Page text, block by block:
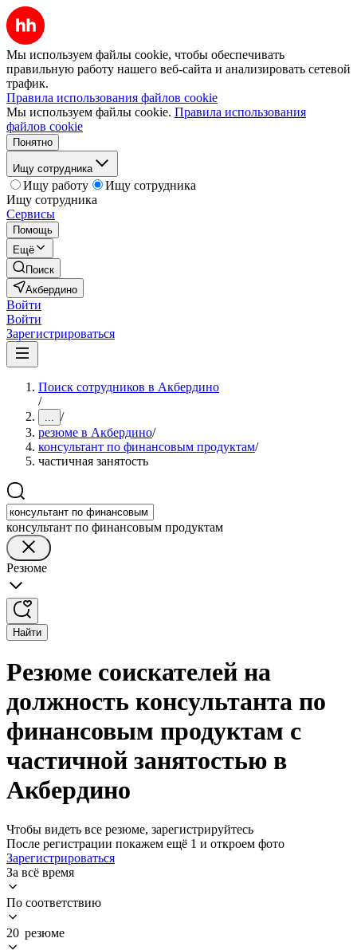
Мы используем файлы cookie, чтобы обеспечивать
правильную работу нашего веб-сайта и анализировать сетевой
трафик.
Правила использования файлов cookie
Мы используем файлы cookie. Правила использования
файлов cookie
Понятно
Ищу сотрудника
Ищу работу
Ищу сотрудника
Ищу сотрудника
Сервисы
Помощь
Ещё
Поиск
Акбердино
Войти
Войти
Зарегистрироваться
Поиск сотрудников в Акбердино
/
... /
резюме в Акбердино/
консультант по финансовым продуктам/
частичная занятость
консультант по финансовым продуктам
Резюме
Найти
Резюме соискателей на
должность консультанта по
финансовым продуктам с
частичной занятостью в
Акбердино
Чтобы видеть все резюме, зарегистрируйтесь
После регистрации покажем ещё 1 и откроем фото
Зарегистрироваться
За всё время
По соответствию
20 резюме